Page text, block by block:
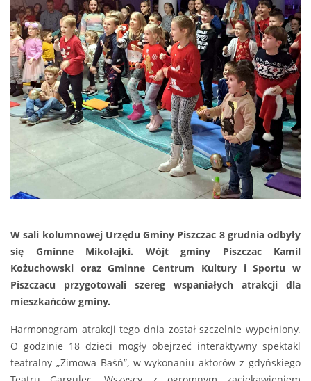
W sali kolumnowej Urzędu Gminy Piszczac 8 grudnia odbyły
się Gminne Mikołajki. Wójt gminy Piszczac Kamil
Kożuchowski oraz Gminne Centrum Kultury i Sportu w
Piszczacu przygotowali szereg wspaniałych atrakcji dla
mieszkańców gminy.
Harmonogram atrakcji tego dnia został szczelnie wypełniony.
O godzinie 18 dzieci mogły obejrzeć interaktywny spektakl
teatralny „Zimowa Baśń”, w wykonaniu aktorów z gdyńskiego